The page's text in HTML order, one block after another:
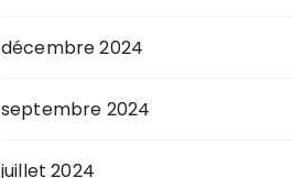
décembre 2024
septembre 2024
juillet 2024